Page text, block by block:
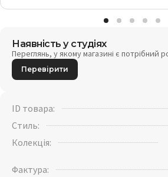
Наявність у студіях
Переглянь, у якому магазині є потрібний
Перевірити
ID товара:
Стиль:
Колекція:
Фактура: